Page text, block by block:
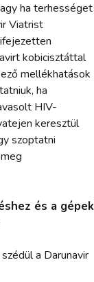
ha terhességet
Viatrist
kobicisztáttal
mellékhatások
ha
HIV-
keresztül
szoptatni
és a gépek
a Darunavir